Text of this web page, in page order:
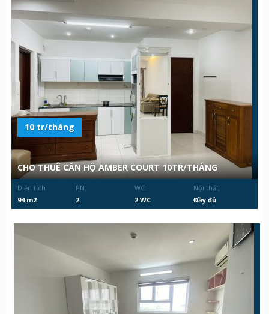
10 tr/tháng
CHO THUÊ CĂN HỘ AMBER COURT 10TR/THÁNG
Diện tích:
94 m2
PN:
2
WC:
2 WC
Nội thất:
Đầy đủ